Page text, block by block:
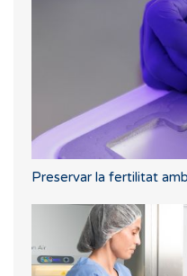
Preservar la fertilitat